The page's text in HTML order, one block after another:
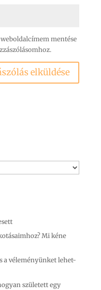
mentése
Mi kéne
a véleményünket lehet-
született egy